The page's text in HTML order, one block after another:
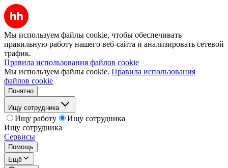
Мы используем файлы cookie, чтобы обеспечивать
правильную работу нашего веб-сайта и анализировать сетевой
трафик.
Правила использования файлов cookie
Мы используем файлы cookie. Правила использования
файлов cookie
Понятно
Ищу сотрудника
Ищу работу
Ищу сотрудника
Ищу сотрудника
Сервисы
Помощь
Ещё